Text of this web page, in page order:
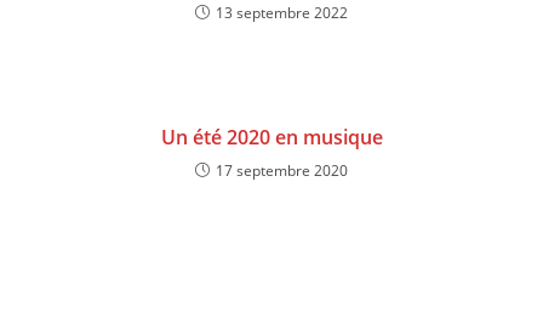
13 septembre 2022
Un été 2020 en musique
17 septembre 2020